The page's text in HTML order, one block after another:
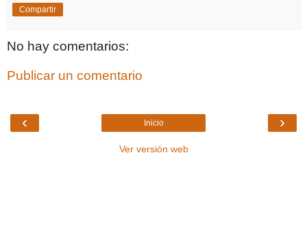
Compartir
No hay comentarios:
Publicar un comentario
‹ ›
Inicio
Ver versión web